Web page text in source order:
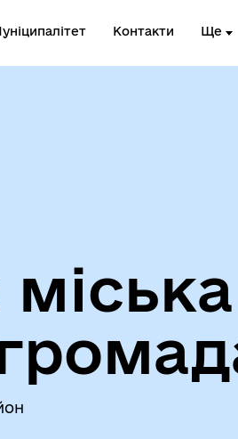
Контакти Ще
міська